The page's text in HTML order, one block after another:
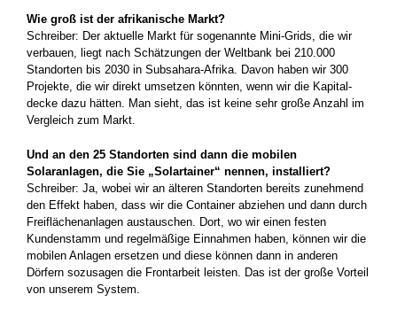
Wie groß ist der afrikanische Markt?
Schreiber: Der aktuelle Markt für sogenannte Mini-Grids, die wir
verbauen, liegt nach Schätzungen der Weltbank bei 210.000
Standorten bis 2030 in Subsahara-Afrika. Davon haben wir 300
Projekte, die wir direkt­ umsetzen könnten, wenn wir die Kapital­
decke dazu hätten. Man sieht, das ist keine sehr große Anzahl im
Vergleich zum Markt.
Und an den 25 Standorten sind dann die mobilen
Solaranlagen, die Sie „Solartainer“ nennen, installiert?
Schreiber: Ja, wobei wir an älteren Standorten bereits zunehmend
den Effekt haben, dass wir die Container abziehen und dann durch
Freiflächenanlagen austauschen. Dort, wo wir einen festen
Kundenstamm und regelmäßige Einnahmen haben, können wir die
mobilen Anlagen ersetzen und diese können dann in anderen
Dörfern sozusagen die Frontarbeit leisten. Das ist der große Vorteil
von unserem System.